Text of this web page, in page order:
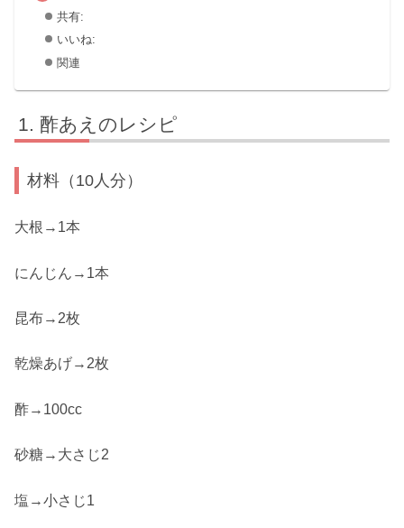
共有:
いいね:
関連
酢あえのレシピ
材料（10人分）
大根→1本
にんじん→1本
昆布→2枚
乾燥あげ→2枚
酢→100cc
砂糖→大さじ2
塩→小さじ1